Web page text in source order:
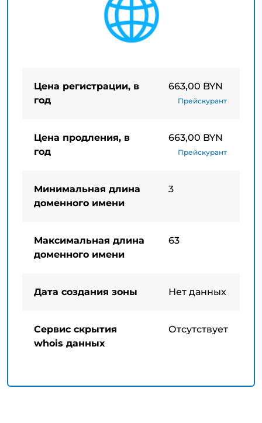
Цена регистрации, в
год
663,00 BYN
Прейскурант
Цена продления, в
год
663,00 BYN
Прейскурант
Минимальная длина
доменного имени
3
Максимальная длина
доменного имени
63
Дата создания зоны Нет данных
Сервис скрытия
whois данных
Отсутствует